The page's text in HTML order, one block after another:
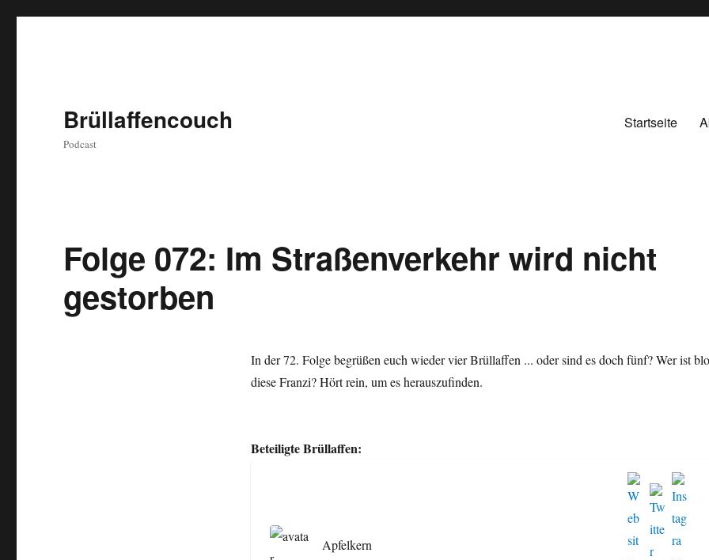
Brüllaffencouch
Podcast
Startseite
Folge 072: Im Straßenverkehr wird nicht
gestorben
In der 72. Folge begrüßen euch wieder vier Brüllaffen ... oder sind es doch fünf? Wer ist
diese Franzi? Hört rein, um es herauszufinden.
Beteiligte Brüllaffen:
Apfelkern